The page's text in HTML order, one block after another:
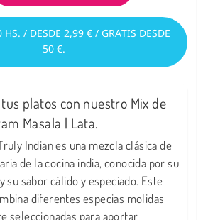
HS. / DESDE 2,99 € / GRATIS DESDE
50 €.
platos con nuestro Mix de
Masala | Lata.
Indian es una mezcla clásica de
de la cocina india, conocida por su
su sabor cálido y especiado. Este
diferentes especias molidas
seleccionadas para aportar